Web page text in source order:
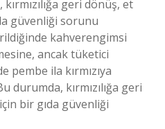
geri dönüş, et
güvenliği sorunu
kahverengimsi
ancak tüketici
pembe ila kırmızıya
durumda, kırmızılığa geri
bir gıda güvenliği